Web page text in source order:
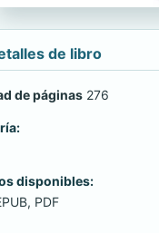
de libro
de páginas 276
disponibles:
PDF